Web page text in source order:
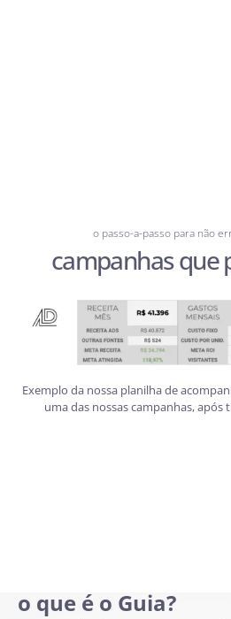
o passo-a-passo para não
campanhas
Exemplo da nossa planilha de
uma das nossas campanhas,
o que é o Guia?